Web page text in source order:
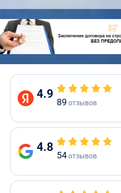
4.9
89 отзывов
4.8
54отзывов